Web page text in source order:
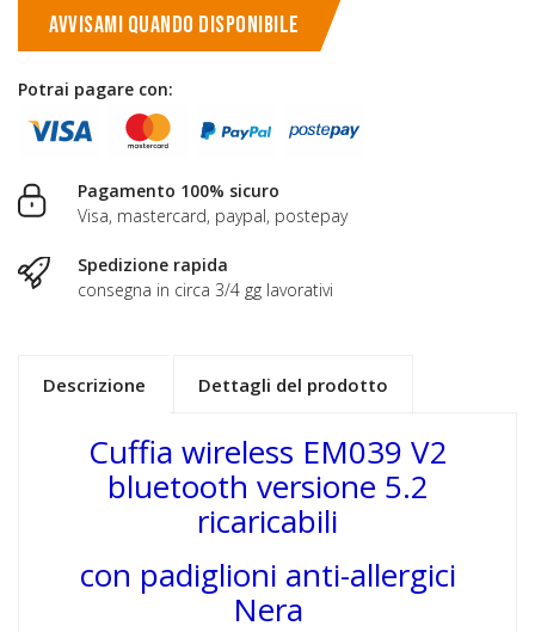
AVVISAMI QUANDO DISPONIBILE
Potrai pagare con:
Pagamento 100% sicuro
Visa, mastercard, paypal, postepay
Spedizione rapida
consegna in circa 3/4 gg lavorativi
Descrizione Dettagli del prodotto
Cuffia wireless EM039 V2
bluetooth versione 5.2
ricaricabili
con padiglioni anti-allergici
Nera